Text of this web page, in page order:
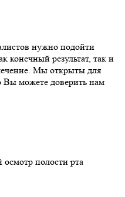
нужно подойти
конечный результат, так и
Мы открыты для
Вы можете доверить нам
полости рта